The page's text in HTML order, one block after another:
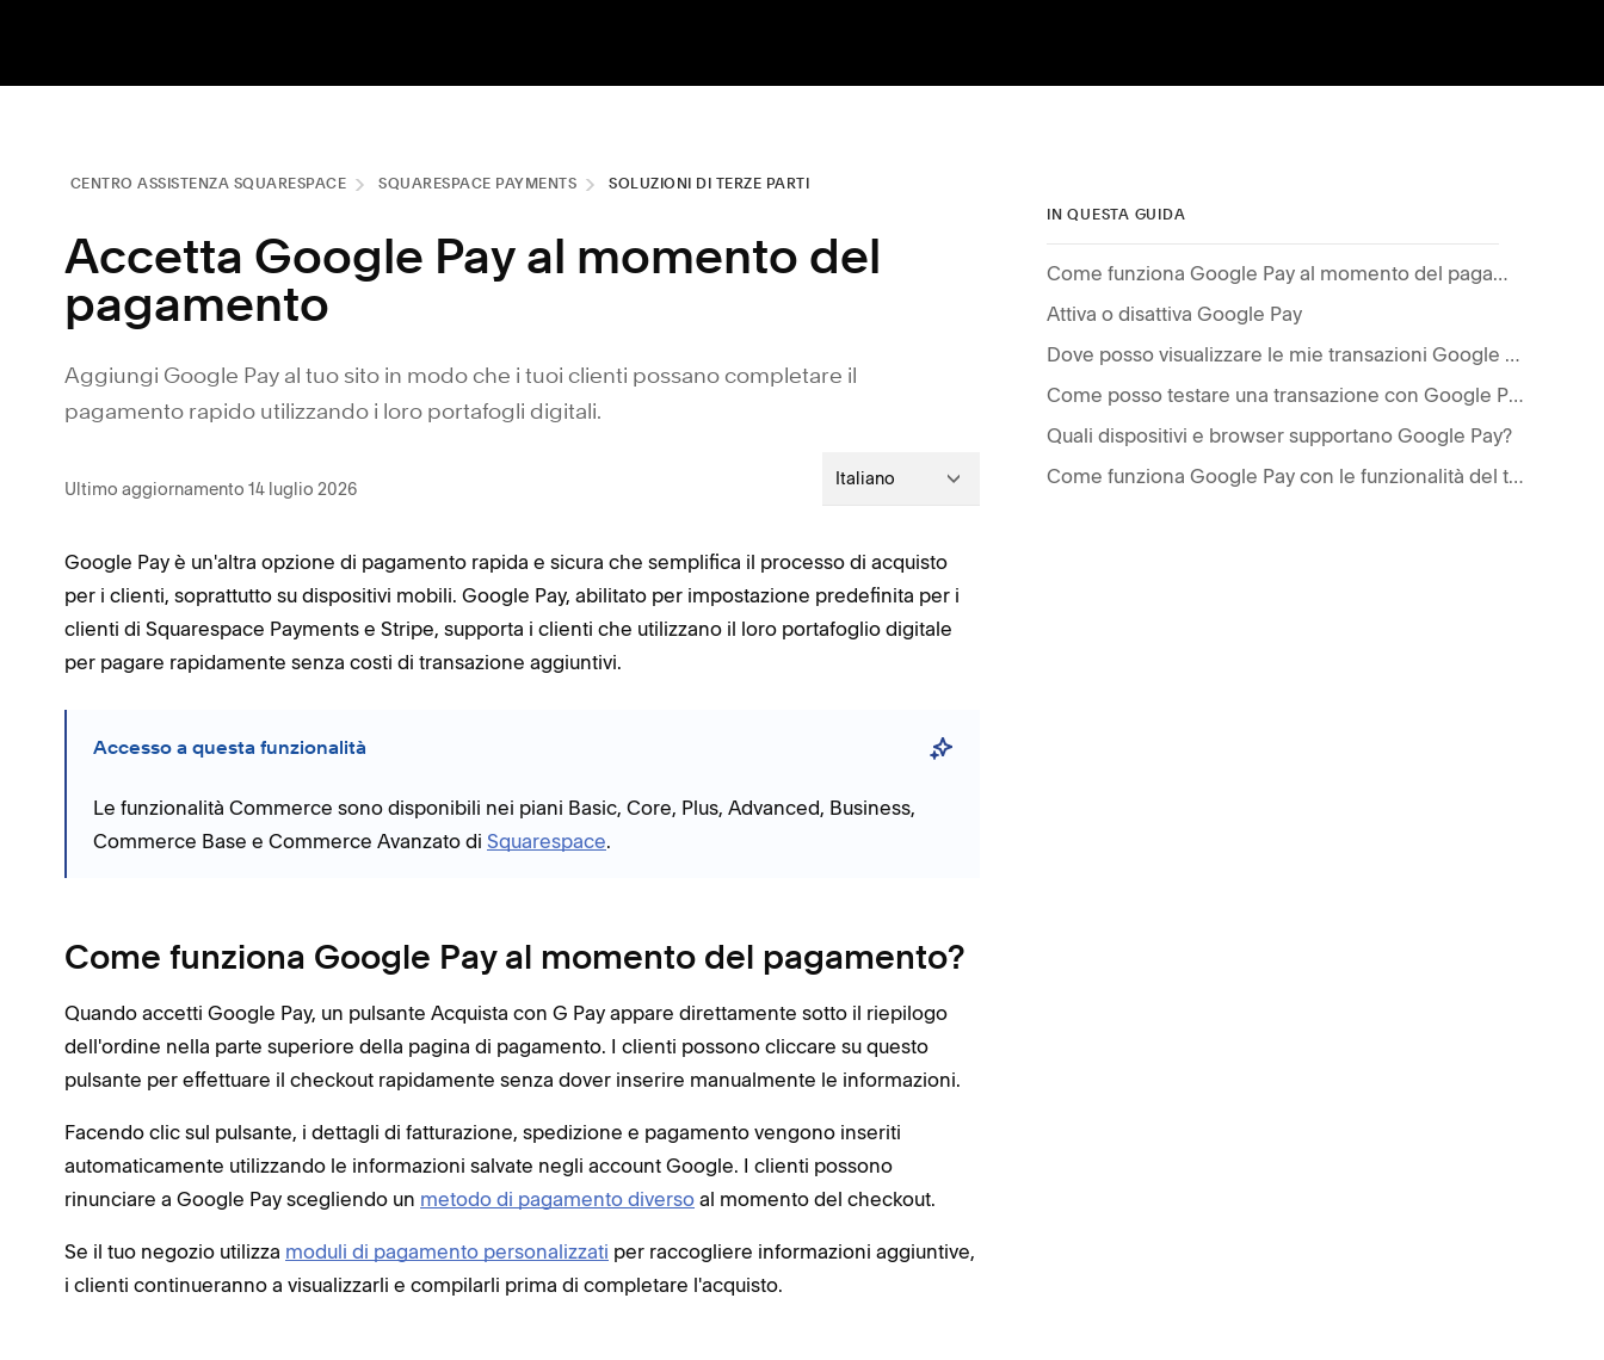
CENTRO ASSISTENZA SQUARESPACE SQUARESPACE PAYMENTS SOLUZIONI DI TERZE PARTI
Accetta Google Pay al momento del
pagamento
Aggiungi Google Pay al tuo sito in modo che i tuoi clienti possano completare il
pagamento rapido utilizzando i loro portafogli digitali.
Ultimo aggiornamento 14 luglio 2026 Italiano
Google Pay è un'altra opzione di pagamento rapida e sicura che semplifica il processo di acquisto
per i clienti, soprattutto su dispositivi mobili. Google Pay, abilitato per impostazione predefinita per i
clienti di Squarespace Payments e Stripe, supporta i clienti che utilizzano il loro portafoglio digitale
per pagare rapidamente senza costi di transazione aggiuntivi.
Accesso a questa funzionalità
Le funzionalità Commerce sono disponibili nei piani Basic, Core, Plus, Advanced, Business,
Commerce Base e Commerce Avanzato di Squarespace.
Come funziona Google Pay al momento del pagamento?
Quando accetti Google Pay, un pulsante Acquista con G Pay appare direttamente sotto il riepilogo
dell'ordine nella parte superiore della pagina di pagamento. I clienti possono cliccare su questo
pulsante per effettuare il checkout rapidamente senza dover inserire manualmente le informazioni.
Facendo clic sul pulsante, i dettagli di fatturazione, spedizione e pagamento vengono inseriti
automaticamente utilizzando le informazioni salvate negli account Google. I clienti possono
rinunciare a Google Pay scegliendo un metodo di pagamento diverso al momento del checkout.
Se il tuo negozio utilizza moduli di pagamento personalizzati per raccogliere informazioni aggiuntive,
i clienti continueranno a visualizzarli e compilarli prima di completare l'acquisto.
IN QUESTA GUIDA
Come funziona Google Pay al momento del pagamento?
Attiva o disattiva Google Pay
Dove posso visualizzare le mie transazioni Google Pay?
Come posso testare una transazione con Google Pay?
Quali dispositivi e browser supportano Google Pay?
Come funziona Google Pay con le funzionalità del tuo negozio?